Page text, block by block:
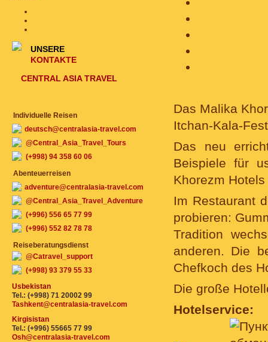
Das Malika
Itchan-Kala-
Das neu
Beispiele für
Khorezm
Im Restaurant
probieren:
Tradition
anderen. Die
Chefkoch des
Die große
Hotelservice:
UNSERE
KONTAKTE
CENTRAL ASIA TRAVEL
Individuelle Reisen
deutsch@centralasia-travel.com
@Central_Asia_Travel_Tours
(+998) 94 358 60 06
Abenteuerreisen
adventure@centralasia-travel.com
@Central_Asia_Travel_Adventure
(+996) 556 65 77 99
(+996) 552 82 78 78
Reiseberatungsdienst
@Catravel_support
(+998) 93 379 55 33
Usbekistan
Tel.: (+998) 71 20002 99
Tashkent@centralasia-travel.com
Kirgisistan
Tel.: (+996) 55665 77 99
Osh@centralasia-travel.com